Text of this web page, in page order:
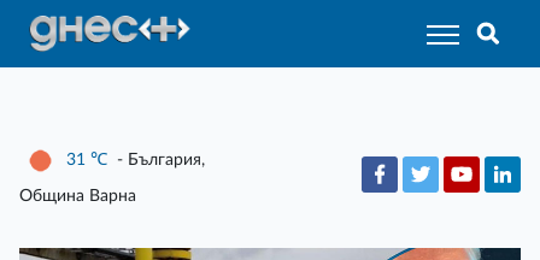
31 ℃ - България,
Община Варна